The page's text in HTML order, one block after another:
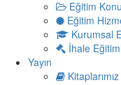
Eğitim
Eğitim
Kurumsal
İhale
Yayın
Kitaplarımız